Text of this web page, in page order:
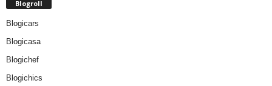
Blogroll
Blogicars
Blogicasa
Blogichef
Blogichics